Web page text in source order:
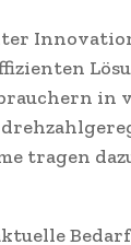
in
tragen